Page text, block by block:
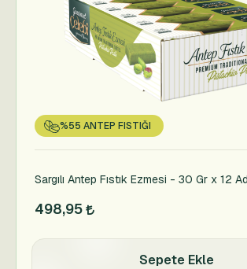
%55 ANTEP FISTIĞI
Sargılı Antep Fıstık Ezmesi - 30 Gr x 12
498,95
Sepete Ekle